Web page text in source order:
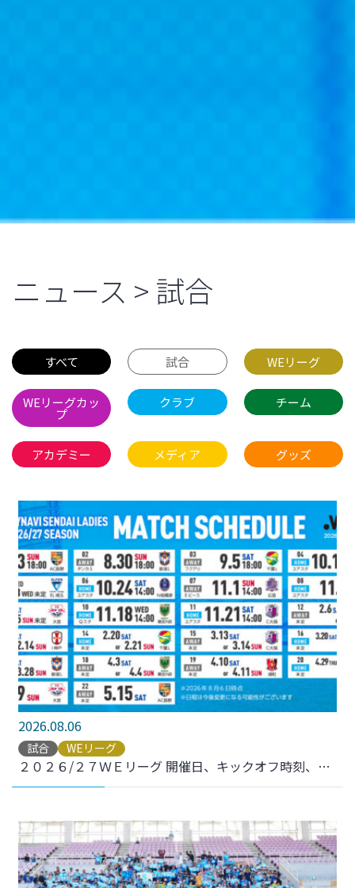
ニュース > 試合
すべて 試合 WEリーグ
WEリーグカッ
プ
クラブ チーム
アカデミー メディア グッズ
2026.08.06
試合 WEリーグ
２０２６/２７ＷＥリーグ 開催日、キックオフ時刻、開催スタジアム 決定のお知らせ